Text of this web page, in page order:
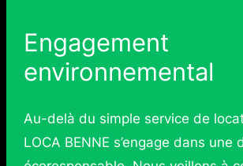
Engagement
environnemental
Au-delà du simple service de
LOCA BENNE s’engage dans une